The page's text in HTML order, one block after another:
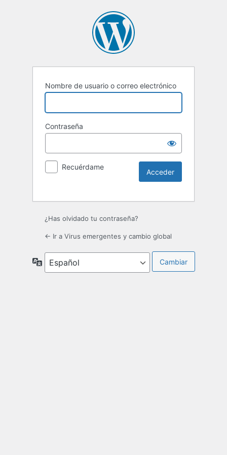
Nombre de usuario o correo electrónico
Contraseña
Recuérdame
¿Has olvidado tu contraseña?
← Ir a Virus emergentes y cambio global
Idioma